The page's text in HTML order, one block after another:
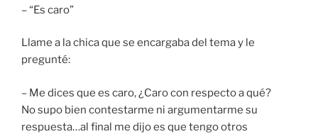
– “Es caro”
Llame a la chica que se encargaba del tema y le
pregunté:
– Me dices que es caro, ¿Caro con respecto a qué?
No supo bien contestarme ni argumentarme su
respuesta…al final me dijo es que tengo otros